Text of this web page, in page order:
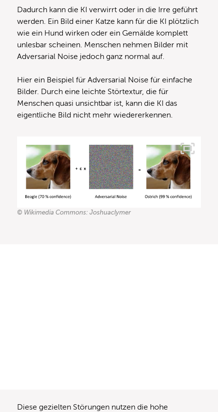
Dadurch kann die KI verwirrt oder in die Irre geführt
werden. Ein Bild einer Katze kann für die KI plötzlich
wie ein Hund wirken oder ein Gemälde komplett
unlesbar scheinen. Menschen nehmen Bilder mit
Adversarial Noise jedoch ganz normal auf.
Hier ein Beispiel für Adversarial Noise für einfache
Bilder. Durch eine leichte Störtextur, die für
Menschen quasi unsichtbar ist, kann die KI das
eigentliche Bild nicht mehr wiedererkennen.
© Wikimedia Commons: Joshuaclymer
Diese gezielten Störungen nutzen die hohe